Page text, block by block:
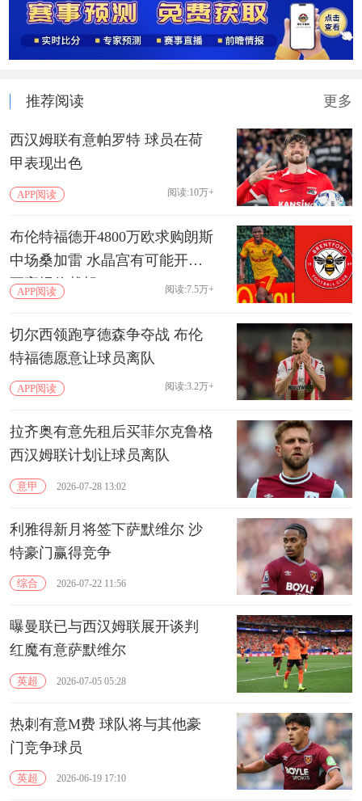
推荐阅读 更多
西汉姆联有意帕罗特 球员在荷
甲表现出色
APP阅读 阅读:10万+
布伦特福德开4800万欧求购朗斯
中场桑加雷 水晶宫有可能开出
更高报价截胡
APP阅读 阅读:7.5万+
切尔西领跑亨德森争夺战 布伦
特福德愿意让球员离队
APP阅读 阅读:3.2万+
拉齐奥有意先租后买菲尔克鲁格
西汉姆联计划让球员离队
意甲 2026-07-28 13:02
利雅得新月将签下萨默维尔 沙
特豪门赢得竞争
综合 2026-07-22 11:56
曝曼联已与西汉姆联展开谈判
红魔有意萨默维尔
英超 2026-07-05 05:28
热刺有意M费 球队将与其他豪
门竞争球员
英超 2026-06-19 17:10